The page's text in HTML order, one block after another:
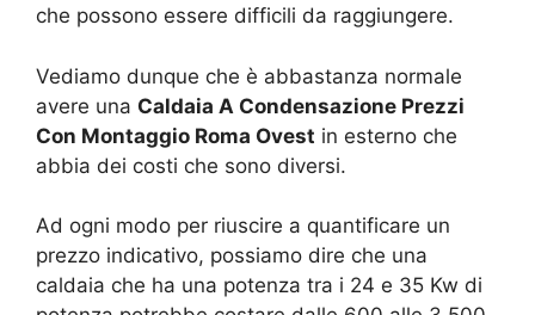
che possono essere difficili da raggiungere.
Vediamo dunque che è abbastanza normale
avere una Caldaia A Condensazione Prezzi
Con Montaggio Roma Ovest in esterno che
abbia dei costi che sono diversi.
Ad ogni modo per riuscire a quantificare un
prezzo indicativo, possiamo dire che una
caldaia che ha una potenza tra i 24 e 35 Kw di